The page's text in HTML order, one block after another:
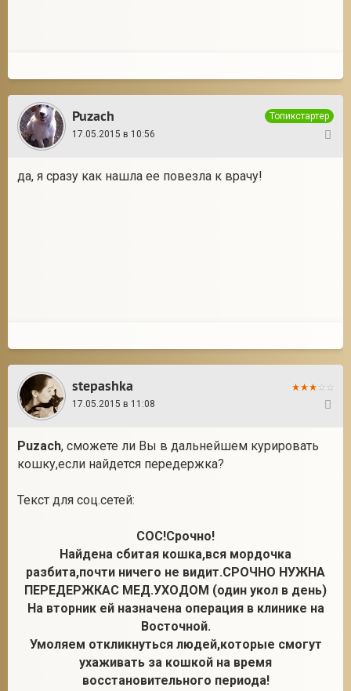
Puzach
Топикстартер
17.05.2015 в 10:56
да, я сразу как нашла ее повезла к врачу!
stepashka
17.05.2015 в 11:08
Puzach, сможете ли Вы в дальнейшем курировать
кошку,если найдется передержка?
Текст для соц.сетей:
СОС!Срочно!
Найдена сбитая кошка,вся мордочка
разбита,почти ничего не видит.СРОЧНО НУЖНА
ПЕРЕДЕРЖКАС МЕД.УХОДОМ (один укол в день)
На вторник ей назначена операция в клинике на
Восточной.
Умоляем откликнуться людей,которые смогут
ухаживать за кошкой на время
восстановительного периода!